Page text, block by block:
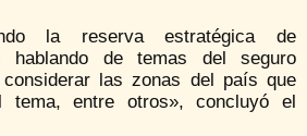
la reserva estratégica de
hablando de temas del seguro
las zonas del país que
tema, entre otros», concluyó el